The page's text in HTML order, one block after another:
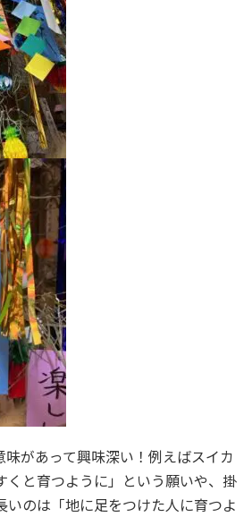
があって興味深い！例えばスイカ
くと育つように」という願いや、掛
いのは「地に足をつけた人に育つよ